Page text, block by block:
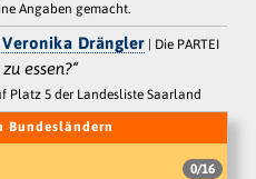
Angaben gemacht.
Drängler| Die PARTEI
essen?“
Platz 5 der Landesliste Saarland
Bundesländern
0/16